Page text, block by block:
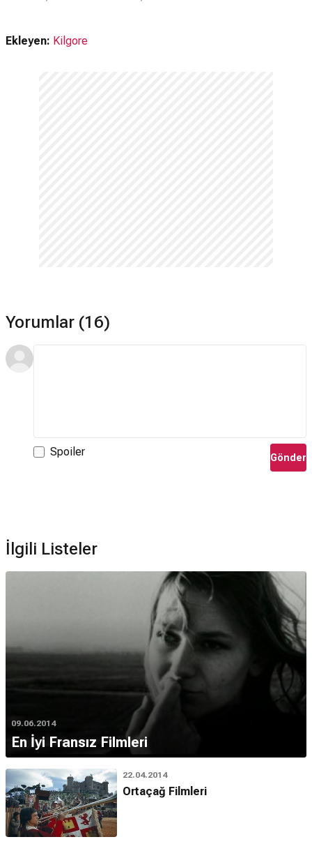
Ekleyen: Kilgore
Yorumlar (16)
Spoiler Gönder
İlgili Listeler
09.06.2014
En İyi Fransız Filmleri
22.04.2014
Ortaçağ Filmleri